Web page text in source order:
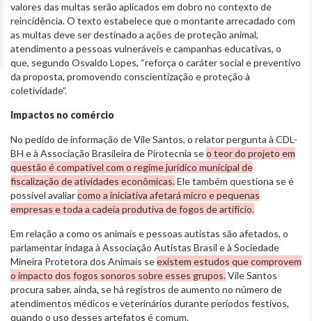
valores das multas serão aplicados em dobro no contexto de
reincidência. O texto estabelece que o montante arrecadado com
as multas deve ser destinado a ações de proteção animal,
atendimento a pessoas vulneráveis e campanhas educativas, o
que, segundo Osvaldo Lopes, “reforça o caráter social e preventivo
da proposta, promovendo conscientização e proteção à
coletividade”.
Impactos no comércio
No pedido de informação de Vile Santos, o relator pergunta à CDL-
BH e à Associação Brasileira de Pirotecnia seo teor do projeto em
questão é compatível com o regime jurídico municipal de
fiscalização de atividades econômicas.Ele também questiona se é
possível avaliarcomo a iniciativa afetará micro e pequenas
empresas e toda a cadeia produtiva de fogos de artifício.
Em relação a como os animais e pessoas autistas são afetados, o
parlamentar indaga à Associação Autistas Brasil e à Sociedade
Mineira Protetora dos Animais seexistem estudos que comprovem
o impacto dos fogos sonoros sobre esses grupos.Vile Santos
procura saber, ainda, se há registros de aumento no número de
atendimentos médicos e veterinários durante períodos festivos,
quando o uso desses artefatos é comum.